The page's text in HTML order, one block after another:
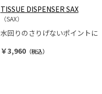
TISSUE DISPENSER SAX
（SAX）
水回りのさりげないポイントに
￥3,960（税込）